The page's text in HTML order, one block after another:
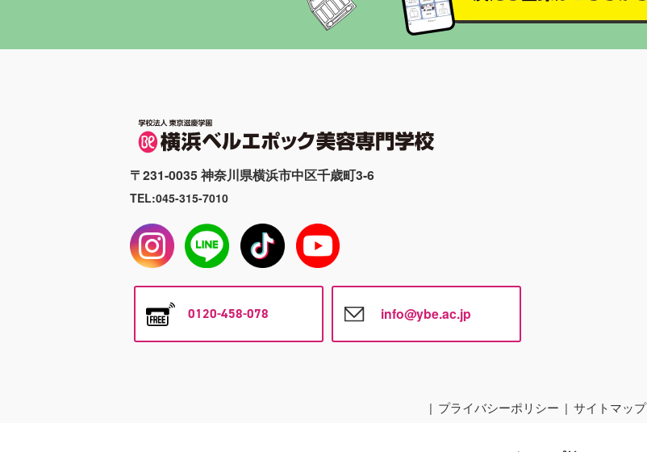
〒231-0035 神奈川県横浜市中区千歳町3-6
TEL:045-315-7010
0120-458-078 info@ybe.ac.jp
プライバシーポリシー サイトマップ